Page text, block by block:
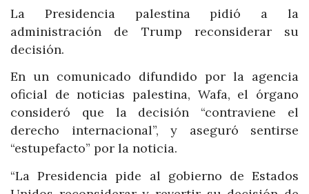
La Presidencia palestina pidió a la
administración de Trump reconsiderar su
decisión.
En un comunicado difundido por la agencia
oficial de noticias palestina, Wafa, el órgano
consideró que la decisión “contraviene el
derecho internacional”, y aseguró sentirse
“estupefacto” por la noticia.
“La Presidencia pide al gobierno de Estados